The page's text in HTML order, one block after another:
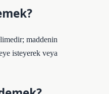
maddenin
isteyerek veya